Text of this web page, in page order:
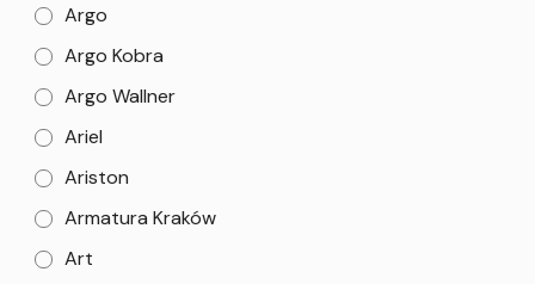
Argo
Argo Kobra
Argo Wallner
Ariel
Ariston
Armatura Kraków
Art